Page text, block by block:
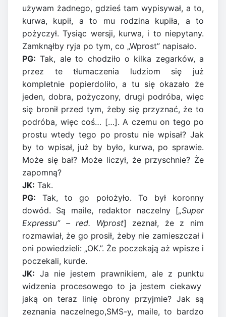
używam żadnego, gdzieś tam wypisywał, a to,
kurwa, kupił, a to mu rodzina kupiła, a to
pożyczył. Tysiąc wersji, kurwa, i to niepytany.
Zamknąłby ryja po tym, co „Wprost” napisało.
PG: Tak, ale to chodziło o kilka zegarków, a
przez te tłumaczenia ludziom się już
kompletnie popierdoliło, a tu się okazało że
jeden, dobra, pożyczony, drugi podróba, więc
się bronił przed tym, żeby się przyznać, że to
podróba, więc coś… […]. A czemu on tego po
prostu wtedy tego po prostu nie wpisał? Jak
by to wpisał, już by było, kurwa, po sprawie.
Może się bał? Może liczył, że przyschnie? Że
zapomną?
JK: Tak.
PG: Tak, to go położyło. To był koronny
dowód. Są maile, redaktor naczelny [„Super
Expressu” – red. Wprost] zeznał, że z nim
rozmawiał, że go prosił, żeby nie zamieszczał i
oni powiedzieli: „OK.”. Że poczekają aż wpisze i
poczekali, kurde.
JK: Ja nie jestem prawnikiem, ale z punktu
widzenia procesowego to ja jestem ciekawy
jaką on teraz linię obrony przyjmie? Jak są
zeznania naczelnego,SMS-y, maile, to bardzo